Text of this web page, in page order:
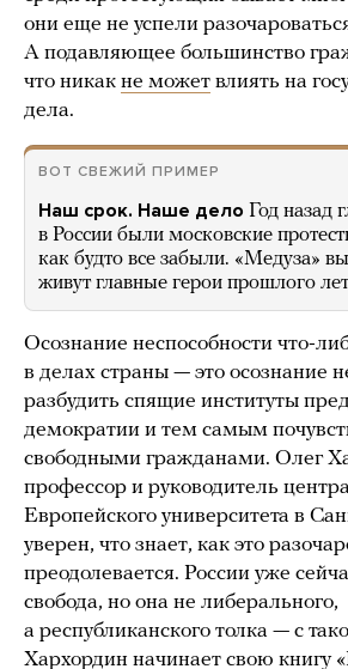
они еще не успели
А подавляющее большинство
что никак не может влиять на
дела.
ВОТ СВЕЖИЙ ПРИМЕР
Наш срок. Наше дело Год назад
в России были московские
как будто все забыли. «Медуза»
живут главные герои прошлого
Осознание неспособности что-
в делах страны — это осознание
разбудить спящие институты
демократии и тем самым
свободными гражданами. Олег
профессор и руководитель
Европейского университета в
уверен, что знает, как это
преодолевается. России уже
свобода, но она не либерального,
а республиканского толка — с
Хархордин начинает свою книгу